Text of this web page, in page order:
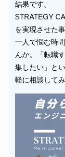
結果です。
STRATEGY
を実現させた
一人で悩む時
んか。「転職
集したい」と
軽に相談して